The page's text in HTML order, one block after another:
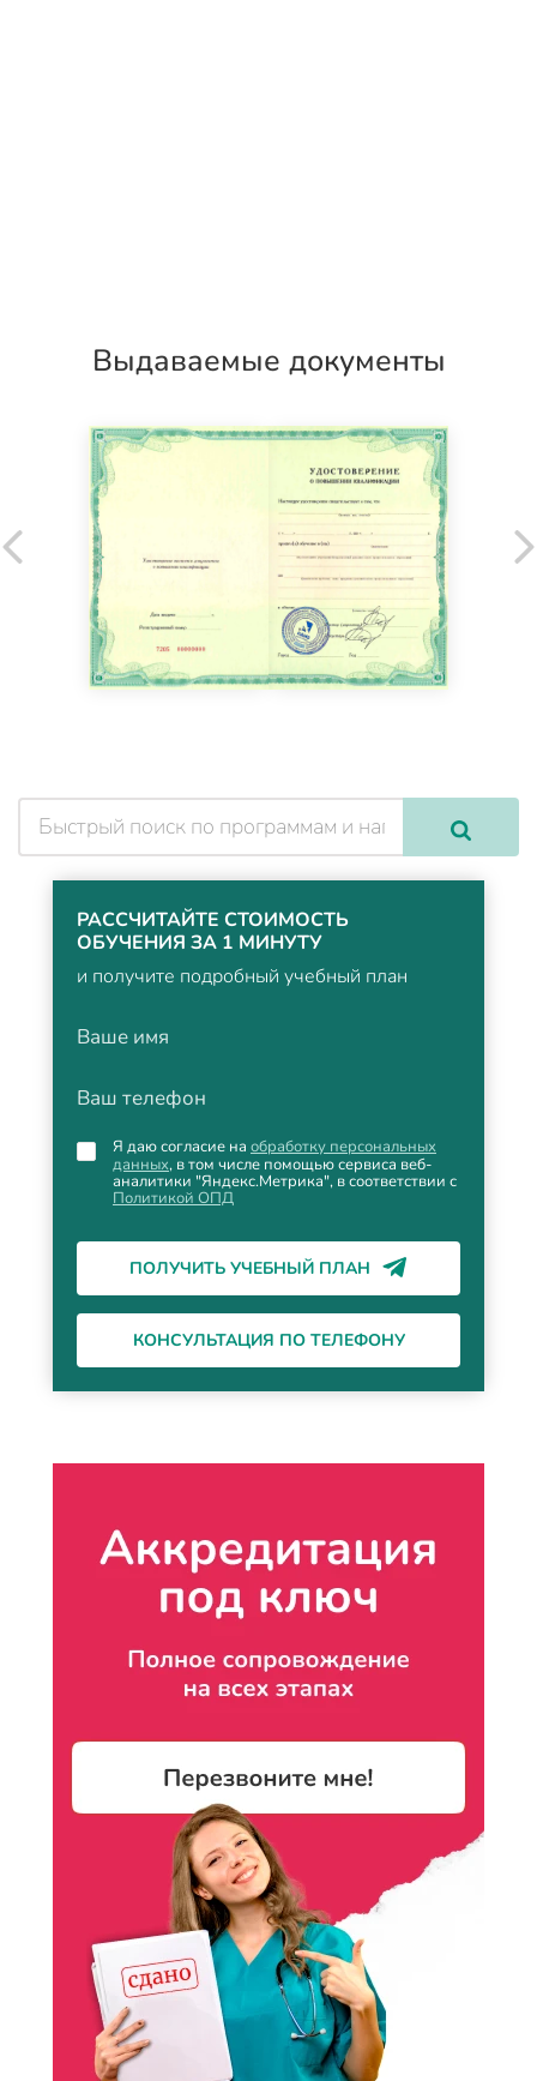
Выдаваемые документы
РАССЧИТАЙТЕ СТОИМОСТЬ
ОБУЧЕНИЯ ЗА 1 МИНУТУ
и получите подробный учебный план
Ваше имя
Ваш телефон
Я даю согласие на обработку персональных
данных, в том числе помощью сервиса веб-
аналитики "Яндекс.Метрика", в соответствии с
Политикой ОПД
ПОЛУЧИТЬ УЧЕБНЫЙ ПЛАН
КОНСУЛЬТАЦИЯ ПО ТЕЛЕФОНУ